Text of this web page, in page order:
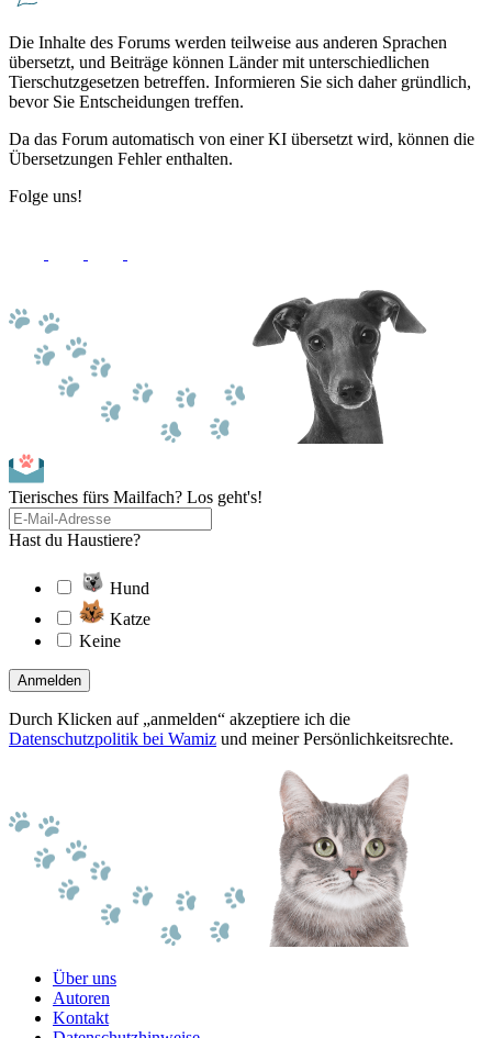
Die Inhalte des Forums werden teilweise aus anderen Sprachen
übersetzt, und Beiträge können Länder mit unterschiedlichen
Tierschutzgesetzen betreffen. Informieren Sie sich daher gründlich,
bevor Sie Entscheidungen treffen.
Da das Forum automatisch von einer KI übersetzt wird, können die
Übersetzungen Fehler enthalten.
Folge uns!
Tierisches fürs Mailfach? Los geht's!
Hast du Haustiere?
Hund
Katze
Keine
Anmelden
Durch Klicken auf „anmelden“ akzeptiere ich die
Datenschutzpolitik bei Wamiz und meiner Persönlichkeitsrechte.
Über uns
Autoren
Kontakt